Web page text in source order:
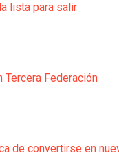
lista para salir
Tercera Federación
de convertirse en